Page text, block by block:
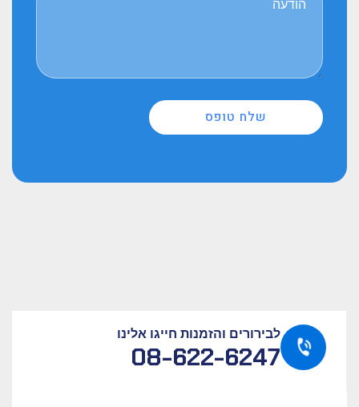
שלח טופס
לבירורים והזמנות חייגו אלינו
08-622-6247